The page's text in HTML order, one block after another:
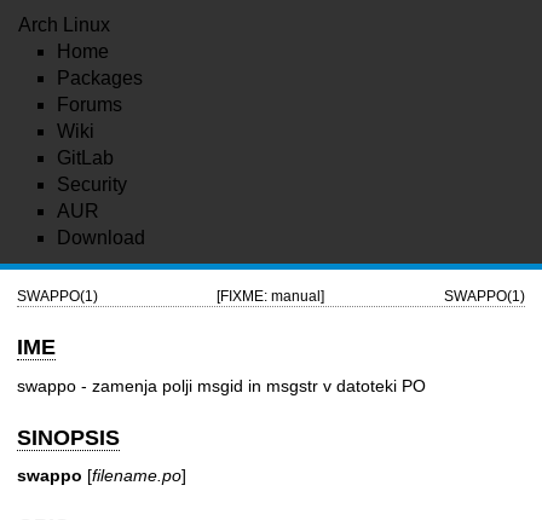
Arch Linux
Home
Packages
Forums
Wiki
GitLab
Security
AUR
Download
SWAPPO(1) [FIXME: manual] SWAPPO(1)
IME
swappo - zamenja polji msgid in msgstr v datoteki PO
SINOPSIS
swappo [filename.po]